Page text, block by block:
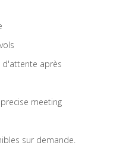
après
meeting
sur demande.